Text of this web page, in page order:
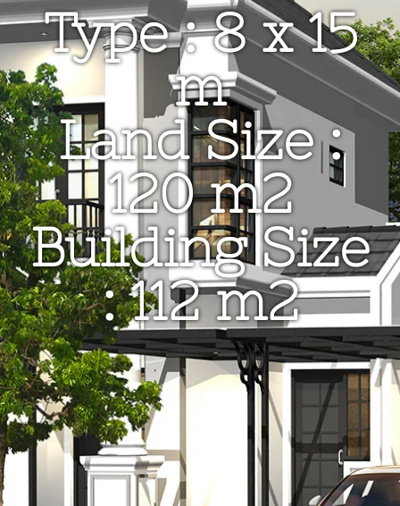
Type : 8 x 15
m
Land Size :
120 m2
Building Size
: 112 m2